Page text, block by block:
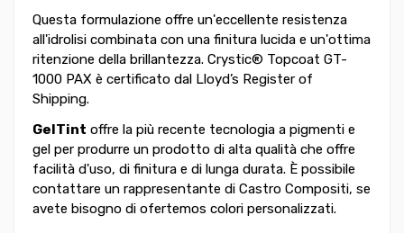
Questa formulazione offre un'eccellente resistenza
all'idrolisi combinata con una finitura lucida e un'ottima
ritenzione della brillantezza. Crystic® Topcoat GT-
1000 PAX è certificato dal Lloyd’s Register of
Shipping.
GelTint offre la più recente tecnologia a pigmenti e
gel per produrre un prodotto di alta qualità che offre
facilità d'uso, di finitura e di lunga durata. È possibile
contattare un rappresentante di Castro Compositi, se
avete bisogno di ofertemos colori personalizzati.